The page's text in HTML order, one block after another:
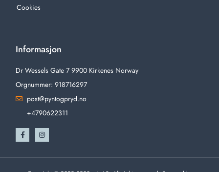
Cookies
Informasjon
Dr Wessels Gate 7 9900 Kirkenes Norway
Orgnummer: 918716297
post@pyntogpryd.no
+4790622311